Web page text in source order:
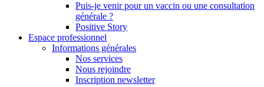
Puis-je venir pour un vaccin ou une consultation
générale ?
Positive Story
Espace professionnel
Informations générales
Nos services
Nous rejoindre
Inscription newsletter